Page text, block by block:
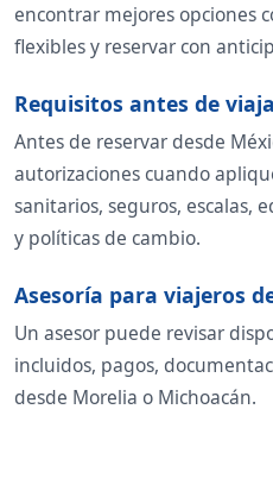
encontrar mejores opciones
flexibles y reservar con
Requisitos antes de
Antes de reservar desde
autorizaciones cuando
sanitarios, seguros, escalas,
y políticas de cambio.
Asesoría para viajeros
Un asesor puede revisar
incluidos, pagos,
desde Morelia o Michoacán.